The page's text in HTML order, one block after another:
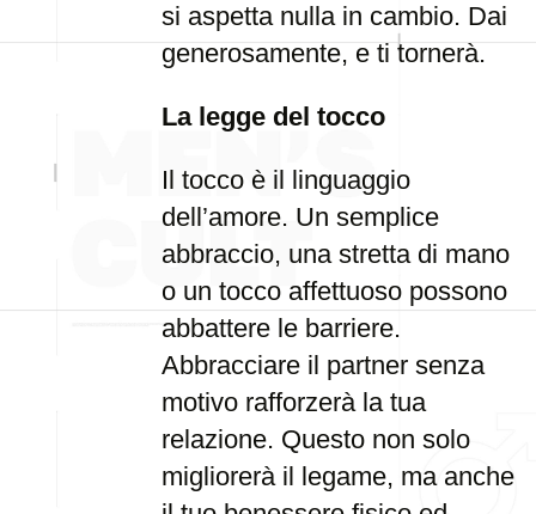
si aspetta nulla in cambio. Dai
generosamente, e ti tornerà.
La legge del tocco
Il tocco è il linguaggio
dell’amore. Un semplice
abbraccio, una stretta di mano
o un tocco affettuoso possono
abbattere le barriere.
Abbracciare il partner senza
motivo rafforzerà la tua
relazione. Questo non solo
migliorerà il legame, ma anche